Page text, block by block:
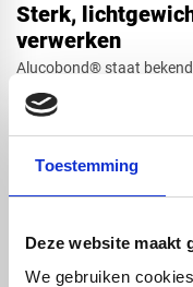
Toestemming
Deze website maakt
We gebruiken
Sterk,
verwerken
Alucobond® staat
De panelen zijn
ze ideaal maakt voor
ontwerpen. De
professioneel
Deze aluminium
en vormvast, waardoor